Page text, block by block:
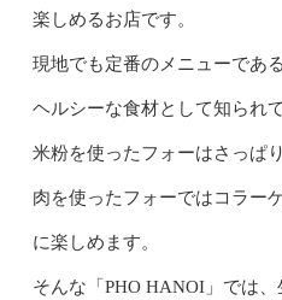
楽しめるお店です。
現地でも定番のメニューであ
ヘルシーな食材として知られ
米粉を使ったフォーはさっぱ
肉を使ったフォーではコラー
に楽しめます。
そんな「PHO HANOI」では